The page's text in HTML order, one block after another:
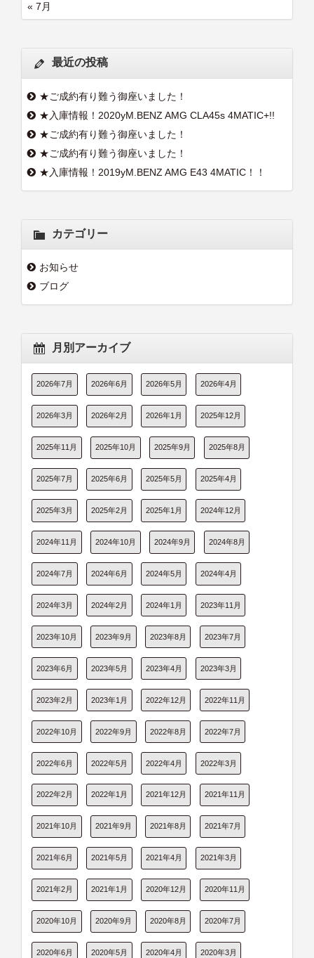
« 7月
最近の投稿
★ご成約有り難う御座いました！
★入庫情報！2020yM.BENZ AMG CLA45s 4MATIC+!!
★ご成約有り難う御座いました！
★ご成約有り難う御座いました！
★入庫情報！2019yM.BENZ AMG E43 4MATIC！！
カテゴリー
お知らせ
ブログ
月別アーカイブ
2026年7月 2026年6月 2026年5月 2026年4月
2026年3月 2026年2月 2026年1月 2025年12月
2025年11月 2025年10月 2025年9月 2025年8月
2025年7月 2025年6月 2025年5月 2025年4月
2025年3月 2025年2月 2025年1月 2024年12月
2024年11月 2024年10月 2024年9月 2024年8月
2024年7月 2024年6月 2024年5月 2024年4月
2024年3月 2024年2月 2024年1月 2023年11月
2023年10月 2023年9月 2023年8月 2023年7月
2023年6月 2023年5月 2023年4月 2023年3月
2023年2月 2023年1月 2022年12月 2022年11月
2022年10月 2022年9月 2022年8月 2022年7月
2022年6月 2022年5月 2022年4月 2022年3月
2022年2月 2022年1月 2021年12月 2021年11月
2021年10月 2021年9月 2021年8月 2021年7月
2021年6月 2021年5月 2021年4月 2021年3月
2021年2月 2021年1月 2020年12月 2020年11月
2020年10月 2020年9月 2020年8月 2020年7月
2020年6月 2020年5月 2020年4月 2020年3月